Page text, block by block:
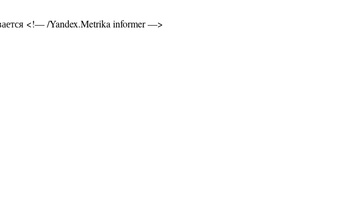
<!— /Yandex.Metrika informer —>